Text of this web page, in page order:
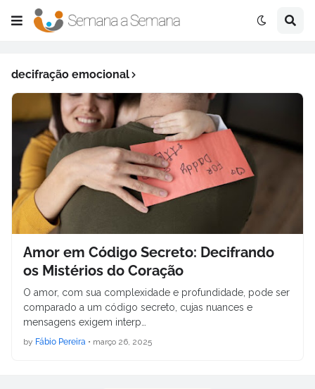
decifração emocional
Amor em Código Secreto: Decifrando
os Mistérios do Coração
O amor, com sua complexidade e profundidade, pode ser
comparado a um código secreto, cujas nuances e
mensagens exigem interp…
by Fábio Pereira • março 26, 2025